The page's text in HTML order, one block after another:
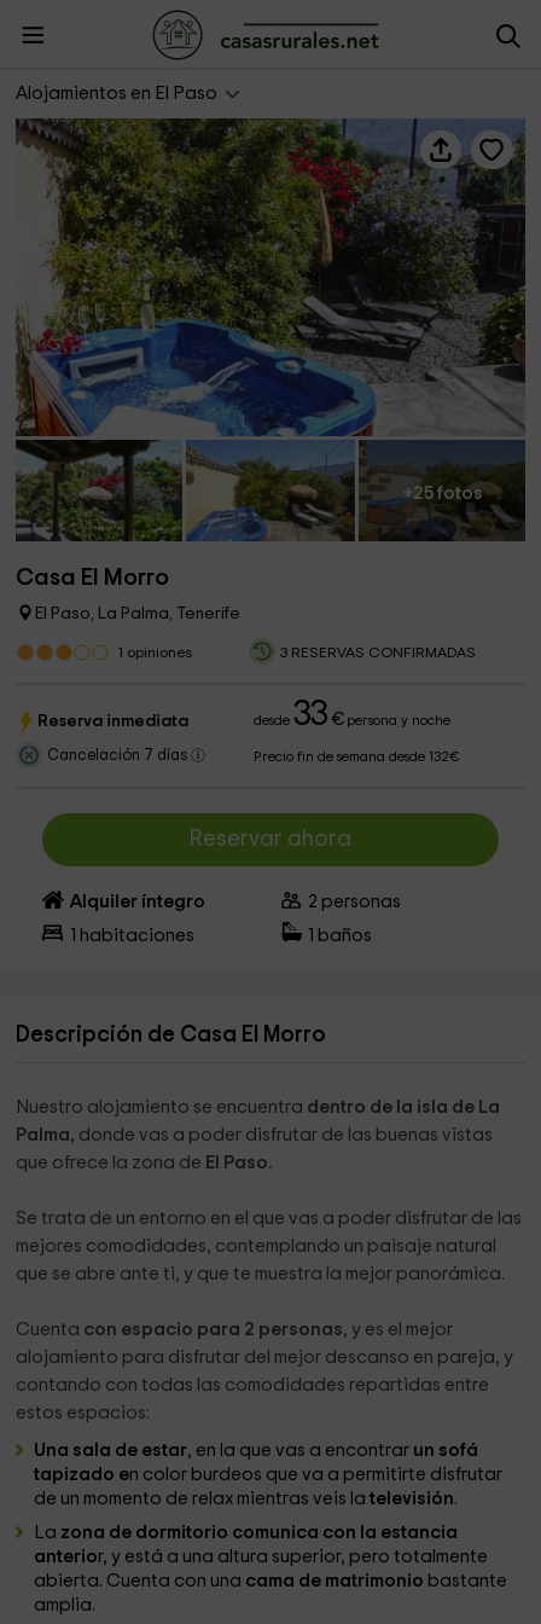
Alojamientos en El Paso
+25 fotos
Casa El Morro
El Paso, La Palma, Tenerife
1 opiniones 3 RESERVAS CONFIRMADAS
Reserva inmediata desde33 €persona y noche
Cancelación 7 días Precio fin de semana desde 132€
Reservar ahora
Alquiler íntegro 2 personas
habitaciones baños
Descripción de Casa El Morro
Nuestro alojamiento se encuentra dentro de la isla de La
Palma, donde vas a poder disfrutar de las buenas vistas
que ofrece la zona de El Paso.
Se trata de un entorno en el que vas a poder disfrutar de las
mejores comodidades, contemplando un paisaje natural
que se abre ante ti, y que te muestra la mejor panorámica.
Cuenta con espacio para 2 personas, y es el mejor
alojamiento para disfrutar del mejor descanso en pareja, y
contando con todas las comodidades repartidas entre
estos espacios:
Una sala de estar, en la que vas a encontrar un sofá
tapizado en color burdeos que va a permitirte disfrutar
de un momento de relax mientras veis latelevisión.
La zona de dormitorio comunica con la estancia
anterior, y está a una altura superior, pero totalmente
abierta. Cuenta con una cama de matrimonio bastante
amplia.